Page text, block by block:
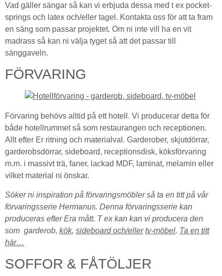
Vad gäller sängar så kan vi erbjuda dessa med t ex pocket-
springs och latex och/eller tagel. Kontakta oss för att ta fram
en säng som passar projektet. Om ni inte vill ha en vit
madrass så kan ni välja tyget så att det passar till
sänggaveln.
FÖRVARING
Förvaring behövs alltid på ett hotell. Vi producerar detta för
både hotellrummet så som restaurangen och receptionen.
Allt efter Er ritning och materialval. Garderober, skjutdörrar,
garderobsdörrar, sideboard, receptionsdisk, köksförvaring
m.m. i massivt trä, faner, lackad MDF, laminat, melamin eller
vilket material ni önskar.
Söker ni inspiration på förvaringsmöbler så ta en titt på vår
förvaringsserie Hermanus. Denna förvaringsserie kan
produceras efter Era mått. T ex kan kan vi producera den
som garderob, kök, sideboard och/eller tv-möbel. Ta en titt
här…
SOFFOR & FÅTÖLJER